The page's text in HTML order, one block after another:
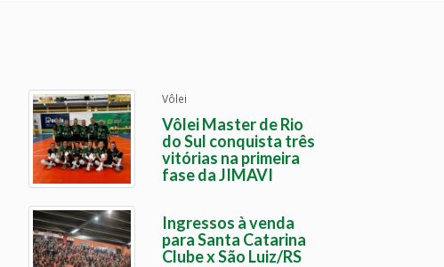
Vôlei
Vôlei Master de Rio
do Sul conquista três
vitórias na primeira
fase da JIMAVI
Ingressos à venda
para Santa Catarina
Clube x São Luiz/RS